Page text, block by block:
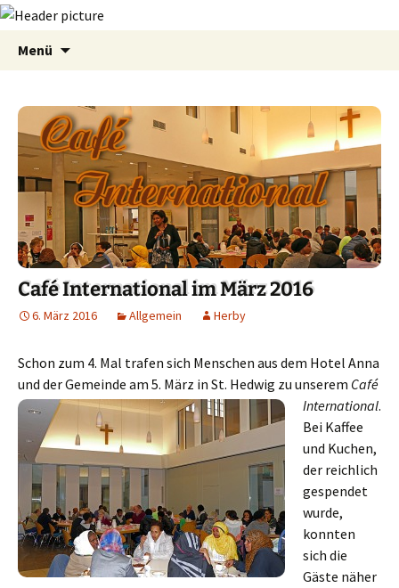
Menü
Café International im März 2016
6. März 2016 Allgemein Herby
Schon zum 4. Mal trafen sich Menschen aus dem Hotel Anna
und der Gemeinde am 5. März in St. Hedwig zu unserem Café
International.
Bei Kaffee
und Kuchen,
der reichlich
gespendet
wurde,
konnten
sich die
Gäste näher